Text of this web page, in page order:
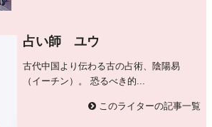
占い師 ユウ
古代中国より伝わる古の占術、陰陽易
（イーチン）。 恐るべき的...
このライターの記事一覧